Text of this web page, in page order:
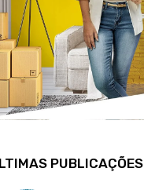
PUBLICAÇÕES